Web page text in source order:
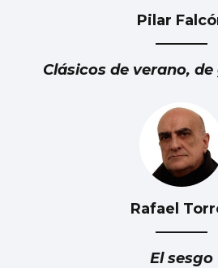
Pilar
Clásicos de verano,
Rafael
El sesgo